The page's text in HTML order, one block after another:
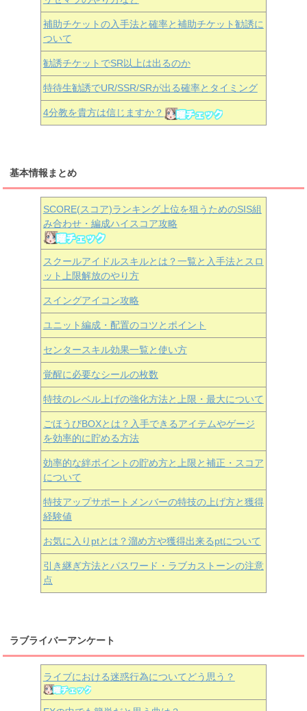
補助チケットの入手法と確率と補助チケット勧誘に
ついて
勧誘チケットでSR以上は出るのか
特待生勧誘でUR/SSR/SRが出る確率とタイミング
4分教を貴方は信じますか？
基本情報まとめ
SCORE(スコア)ランキング上位を狙うためのSIS組
み合わせ・編成ハイスコア攻略
スクールアイドルスキルとは？一覧と入手法とスロ
ット上限解放のやり方
スイングアイコン攻略
ユニット編成・配置のコツとポイント
センタースキル効果一覧と使い方
覚醒に必要なシールの枚数
特技のレベル上げの強化方法と上限・最大について
ごほうびBOXとは？入手できるアイテムやゲージ
を効率的に貯める方法
効率的な絆ポイントの貯め方と上限と補正・スコア
について
特技アップサポートメンバーの特技の上げ方と獲得
経験値
お気に入りptとは？溜め方や獲得出来るptについて
引き継ぎ方法とパスワード・ラブカストーンの注意
点
ラブライバーアンケート
ライブにおける迷惑行為についてどう思う？